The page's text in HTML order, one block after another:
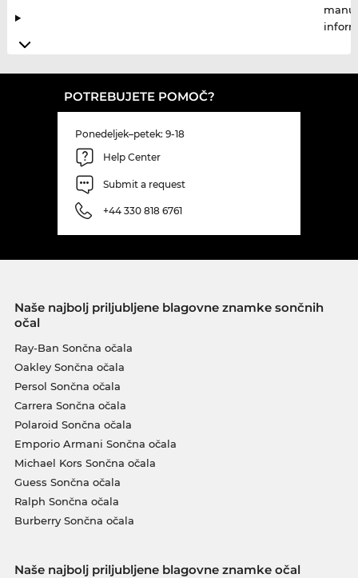
POTREBUJETE POMOČ?
Ponedeljek–petek: 9-18
Help Center
Submit a request
+44 330 818 6761
Naše najbolj priljubljene blagovne znamke sončnih
očal
Ray-Ban Sončna očala
Oakley Sončna očala
Persol Sončna očala
Carrera Sončna očala
Polaroid Sončna očala
Emporio Armani Sončna očala
Michael Kors Sončna očala
Guess Sončna očala
Ralph Sončna očala
Burberry Sončna očala
Naše najbolj priljubljene blagovne znamke očal